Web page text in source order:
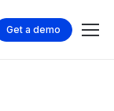
Get a demo